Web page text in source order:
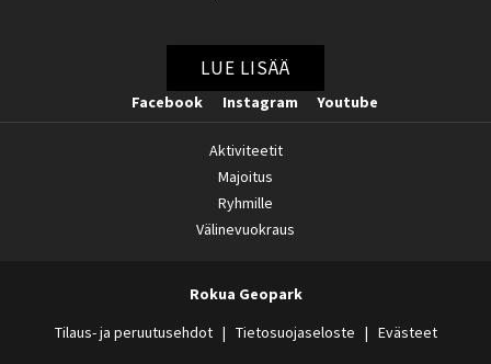
LUE LISÄÄ
Facebook Instagram Youtube
Aktiviteetit
Majoitus
Ryhmille
Välinevuokraus
Rokua Geopark
Tilaus- ja peruutusehdot
Tietosuojaseloste Evästeet